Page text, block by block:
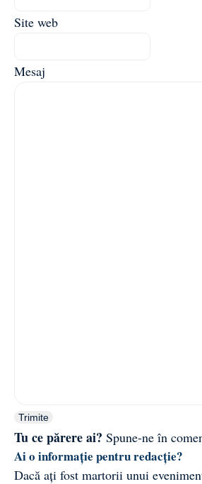
Site web
Mesaj
Trimite
Tu ce părere ai? Spune-ne în
Ai o informație pentru redacție?
Dacă ați fost martorii unui